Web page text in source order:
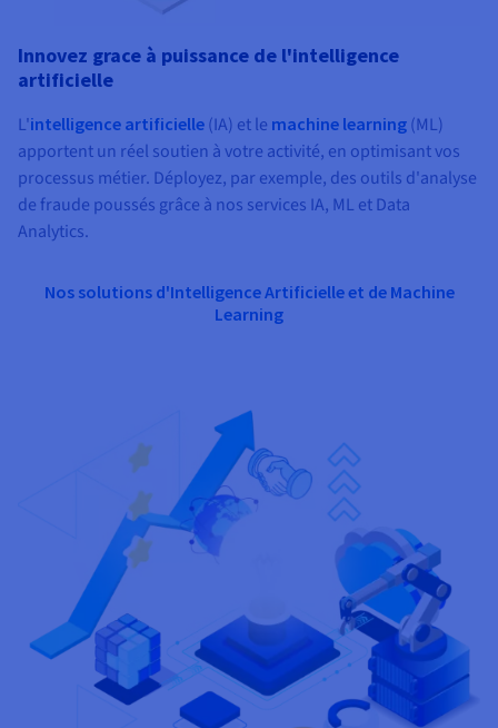
Innovez grace à puissance de l'intelligence
artificielle
L'intelligence artificielle (IA) et le machine learning (ML)
apportent un réel soutien à votre activité, en optimisant vos
processus métier. Déployez, par exemple, des outils d'analyse
de fraude poussés grâce à nos services IA, ML et Data
Analytics.
Nos solutions d'Intelligence Artificielle et de Machine
Learning